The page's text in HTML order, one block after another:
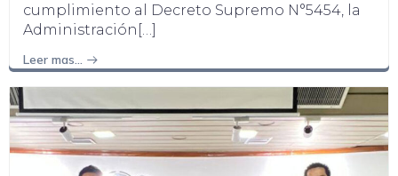
cumplimiento al Decreto Supremo N°5454, la
Administración[…]
Leer mas…